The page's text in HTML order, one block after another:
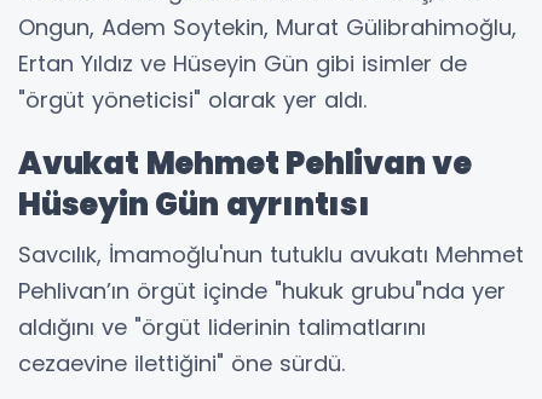
Ongun, Adem Soytekin, Murat Gülibrahimoğlu,
Ertan Yıldız ve Hüseyin Gün gibi isimler de
"örgüt yöneticisi" olarak yer aldı.
Avukat Mehmet Pehlivan ve
Hüseyin Gün ayrıntısı
Savcılık, İmamoğlu'nun tutuklu avukatı Mehmet
Pehlivan’ın örgüt içinde "hukuk grubu"nda yer
aldığını ve "örgüt liderinin talimatlarını
cezaevine ilettiğini" öne sürdü.